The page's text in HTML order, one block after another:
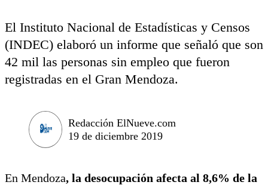
El Instituto Nacional de Estadísticas y Censos
(INDEC) elaboró un informe que señaló que son
42 mil las personas sin empleo que fueron
registradas en el Gran Mendoza.
Redacción ElNueve.com
19 de diciembre 2019
En Mendoza, la desocupación afecta al 8,6% de la